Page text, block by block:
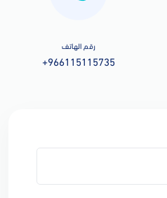
رقم الهاتف
+966115115735